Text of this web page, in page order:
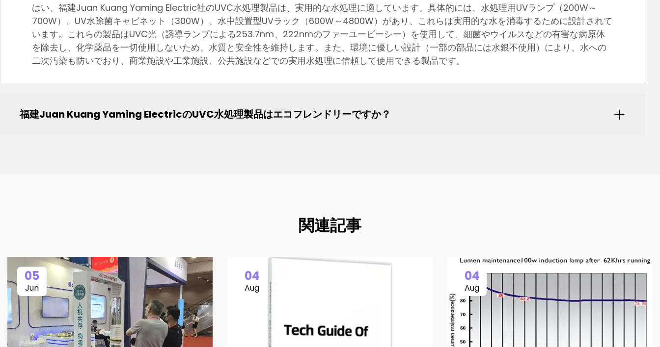
はい、福建Juan Kuang Yaming Electric社のUVC水処理製品は、実用的な水処理に適しています。具体的には、水処理用UVランプ（200W～
700W）、UV水除菌キャビネット（300W）、水中設置型UVラック（600W～4800W）があり、これらは実用的な水を消毒するために設計されて
います。これらの製品はUVC光（誘導ランプによる253.7nm、222nmのファーユービーシー）を使用して、細菌やウイルスなどの有害な病原体
を除去し、化学薬品を一切使用しないため、水質と安全性を維持します。また、環境に優しい設計（一部の部品には水銀不使用）により、水への
二次汚染も防いでおり、商業施設や工業施設、公共施設などでの実用水処理に信頼して使用できる製品です。
福建Juan Kuang Yaming ElectricのUVC水処理製品はエコフレンドリーですか？
関連記事
05
Jun
04
Aug
04
Aug